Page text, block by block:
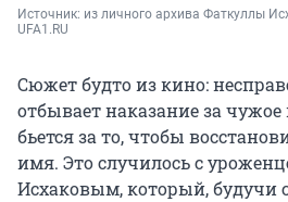
Источник: из личного архива Фаткуллы
UFA1.RU
Сюжет будто из кино:
отбывает наказание за
бьется за то, чтобы
имя. Это случилось с
Исхаковым, который, будучи